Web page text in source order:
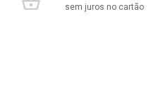
sem juros no cartão